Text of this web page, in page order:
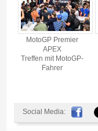
MotoGP Premier
APEX
Treffen mit MotoGP-
Fahrer
Social Media: